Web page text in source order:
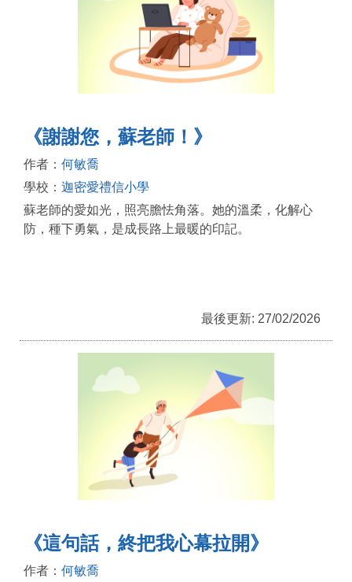
《謝謝您，蘇老師！》
作者： 何敏喬
學校： 迦密愛禮信小學
蘇老師的愛如光，照亮膽怯角落。她的溫柔，化解心
防，種下勇氣，是成長路上最暖的印記。
最後更新: 27/02/2026
《這句話，終把我心幕拉開》
作者： 何敏喬